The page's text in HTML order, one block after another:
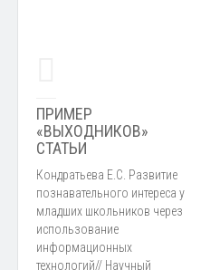
ПРИМЕР
«ВЫХОДНИКОВ»
СТАТЬИ
Кондратьева Е.С. Развитие
познавательного интереса у
младших школьников через
использование
информационных
технологий// Научный